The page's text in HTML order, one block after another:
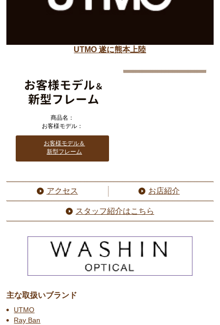
UTMO 遂に熊本上陸
商品名：
お客様モデル：
お客様モデル＆
新型フレーム
アクセス お店紹介
スタッフ紹介はこちら
主な取扱いブランド
UTMO
Ray Ban